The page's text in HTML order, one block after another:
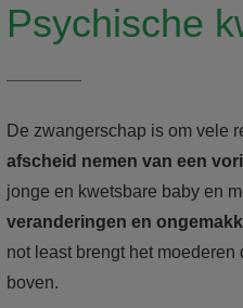
Psychische
De zwangerschap is om vele
afscheid nemen van een
jonge en kwetsbare baby en
veranderingen en
not least brengt het moederen
boven.